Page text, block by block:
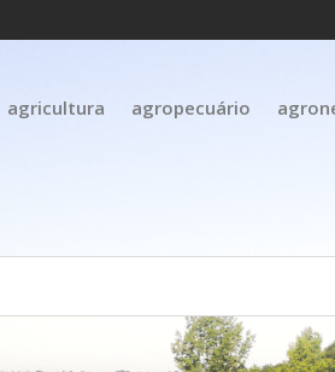
agricultura agropecuário